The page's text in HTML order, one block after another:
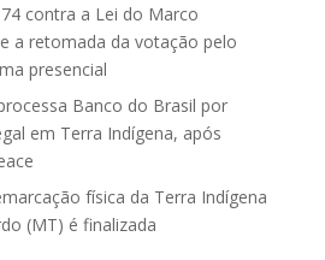
contra a Lei do Marco
a retomada da votação pelo
presencial
Banco do Brasil por
em Terra Indígena, após
física da Terra Indígena
(MT) é finalizada